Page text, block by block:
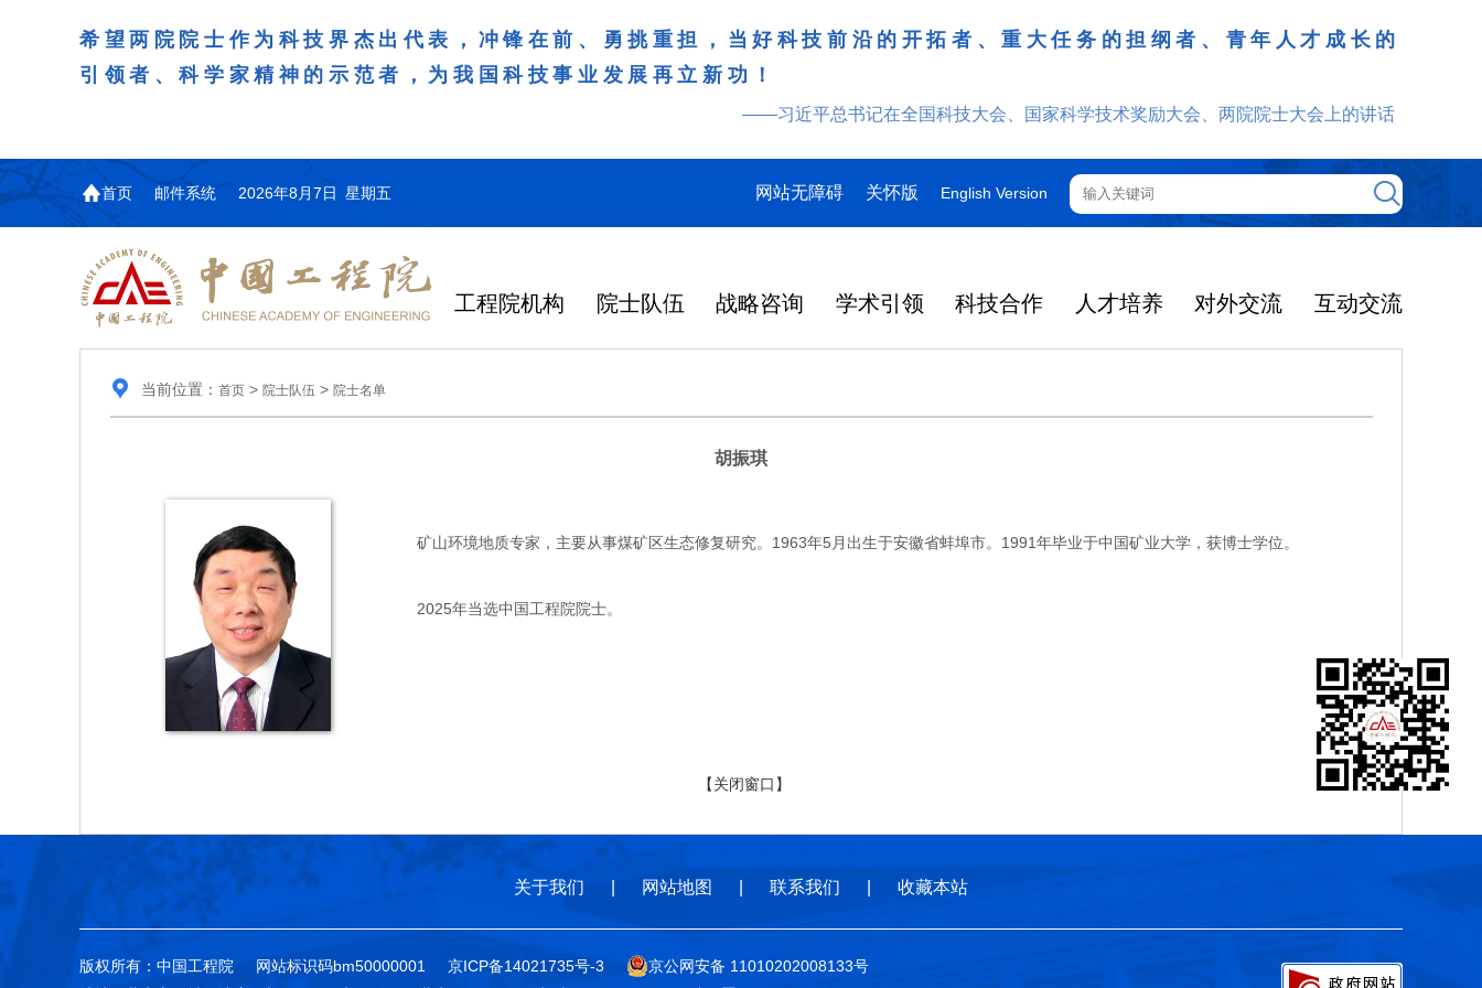
希望两院院士作为科技界杰出代表，冲锋在前、勇挑重担，当好科技前沿的开拓者、重大任务的担纲者、青年人才成长的
引领者、科学家精神的示范者，为我国科技事业发展再立新功！
——习近平总书记在全国科技大会、国家科学技术奖励大会、两院院士大会上的讲话
首页 邮件系统 2026年8月7日 星期五 网站无障碍 关怀版 English Version
工程院机构 院士队伍 战略咨询 学术引领 科技合作 人才培养 对外交流 互动交流
当前位置： 首页> 院士队伍 > 院士名单
胡振琪
矿山环境地质专家，主要从事煤矿区生态修复研究。1963年5月出生于安徽省蚌埠市。1991年毕业于中国矿业大学，获博士学位。
2025年当选中国工程院院士。
【关闭窗口】
关于我们 网站地图 联系我们 收藏本站
版权所有：中国工程院 网站标识码bm50000001 京ICP备14021735号-3
京公网安备 11010202008133号